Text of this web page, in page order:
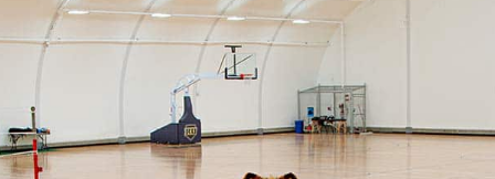
Industrias/Sectores de la
Componentes
Ventaja de Sprung